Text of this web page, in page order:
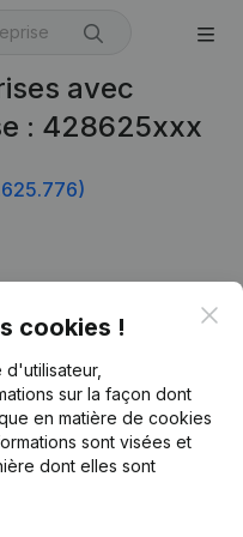
avec
: 428625xxx
cookies !
sur la façon dont
en matière de cookies
sont visées et
dont elles sont
Monitoring
Recherche internationale